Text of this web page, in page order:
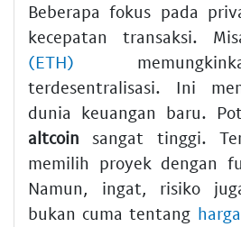
Beberapa fokus pada
kecepatan transaksi.
(ETH)
terdesentralisasi. Ini
dunia keuangan baru.
altcoin sangat tinggi.
memilih proyek dengan
Namun, ingat, risiko
bukan cuma tentang